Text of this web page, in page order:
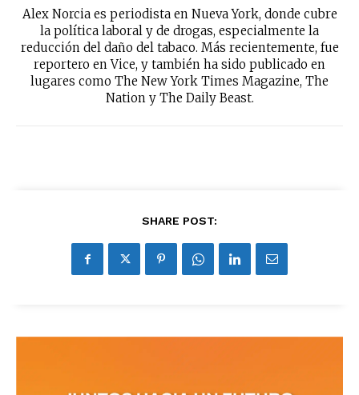
SUBSCRIBIRSE
Alex Norcia es periodista en Nueva York, donde cubre
la política laboral y de drogas, especialmente la
reducción del daño del tabaco. Más recientemente, fue
reportero en Vice, y también ha sido publicado en
lugares como The New York Times Magazine, The
Nation y The Daily Beast.
SHARE POST: